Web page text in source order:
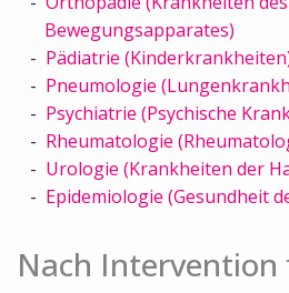
Bewegungsapparates)
Pädiatrie
Pneumologie
Psychiatrie (Psychische
Rheumatologie
Urologie (Krankheiten der
Epidemiologie (Gesundheit
Nach